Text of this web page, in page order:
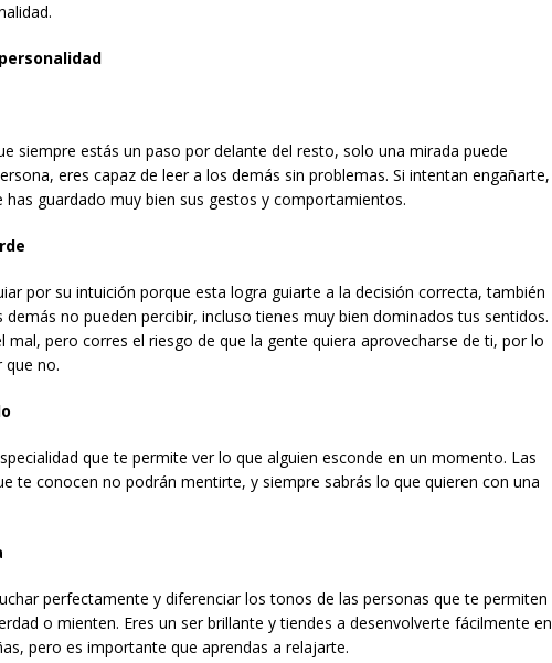
siempre estás un paso por delante del resto, solo una mirada puede
eres capaz de leer a los demás sin problemas. Si intentan engañarte,
has guardado muy bien sus gestos y comportamientos.
por su intuición porque esta logra guiarte a la decisión correcta, también
no pueden percibir, incluso tienes muy bien dominados tus sentidos.
mal, pero corres el riesgo de que la gente quiera aprovecharse de ti, por lo
que no.
que te permite ver lo que alguien esconde en un momento. Las
te conocen no podrán mentirte, y siempre sabrás lo que quieren con una
perfectamente y diferenciar los tonos de las personas que te permiten
o mienten. Eres un ser brillante y tiendes a desenvolverte fácilmente en
pero es importante que aprendas a relajarte.